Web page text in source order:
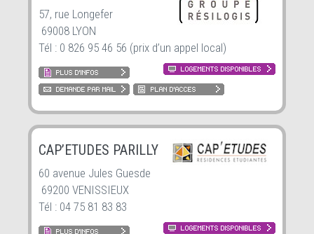
57, rue Longefer
69008 LYON
Tél : 0 826 95 46 56 (prix d’un appel local)
CAP’ETUDES PARILLY
60 avenue Jules Guesde
69200 VENISSIEUX
Tél : 04 75 81 83 83